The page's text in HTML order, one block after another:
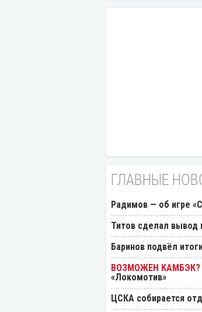
ГЛАВНЫЕ
Радимов — об игре
Титов сделал вывод
Баринов подвёл
«Локомотив»
ЦСКА собирается